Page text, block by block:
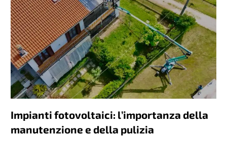
Impianti fotovoltaici: l’importanza della
manutenzione e della pulizia